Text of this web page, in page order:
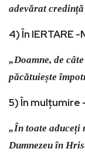
adevărat
4) În IERTARE -
„Doamne, de
păcătuiește
5) În mulțumire
„În toate aduceți
Dumnezeu în